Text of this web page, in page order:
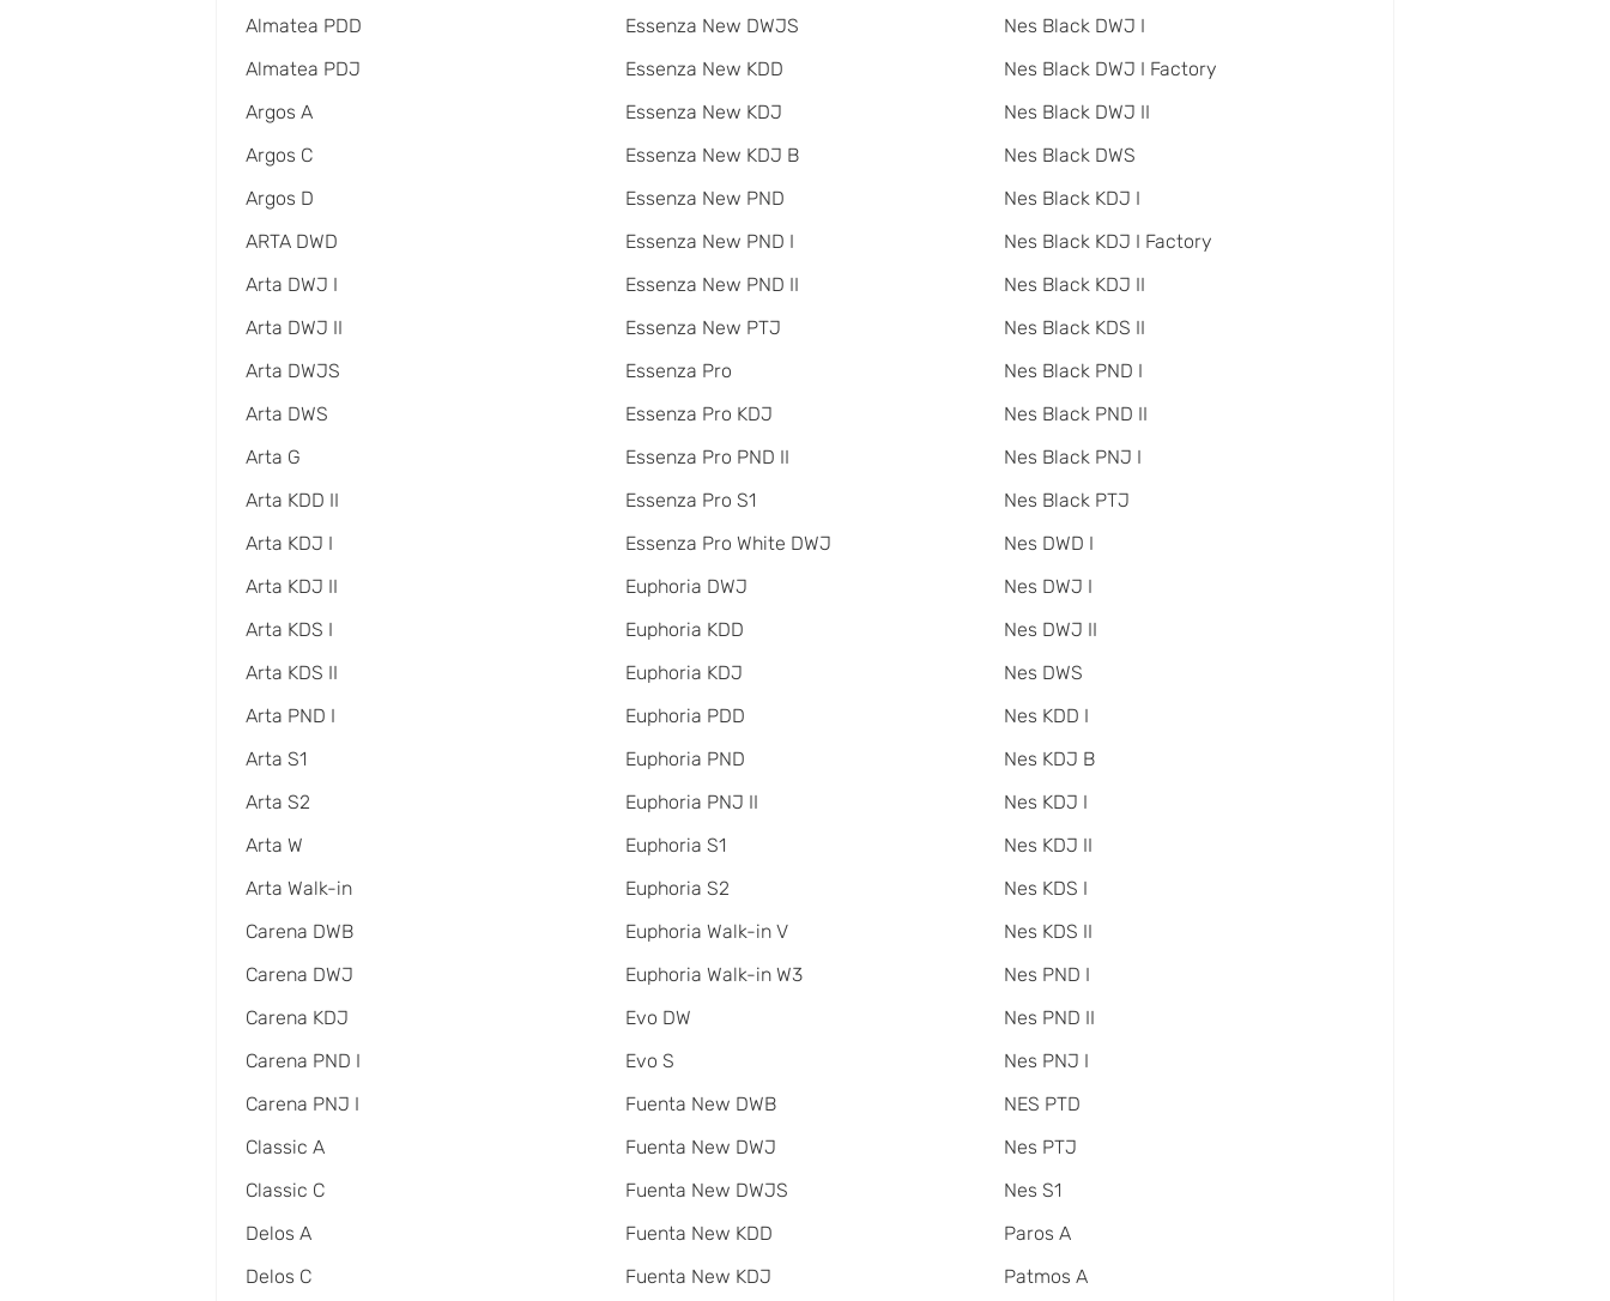
Almatea PDD
Almatea PDJ
Argos A
Argos C
Argos D
ARTA DWD
Arta DWJ I
Arta DWJ II
Arta DWJS
Arta DWS
Arta G
Arta KDD II
Arta KDJ I
Arta KDJ II
Arta KDS I
Arta KDS II
Arta PND I
Arta S1
Arta S2
Arta W
Arta Walk-in
Carena DWB
Carena DWJ
Carena KDJ
Carena PND I
Carena PNJ I
Classic A
Classic C
Delos A
Delos C
Essenza New DWJS
Essenza New KDD
Essenza New KDJ
Essenza New KDJ B
Essenza New PND
Essenza New PND I
Essenza New PND II
Essenza New PTJ
Essenza Pro
Essenza Pro KDJ
Essenza Pro PND II
Essenza Pro S1
Essenza Pro White DWJ
Euphoria DWJ
Euphoria KDD
Euphoria KDJ
Euphoria PDD
Euphoria PND
Euphoria PNJ II
Euphoria S1
Euphoria S2
Euphoria Walk-in V
Euphoria Walk-in W3
Evo DW
Evo S
Fuenta New DWB
Fuenta New DWJ
Fuenta New DWJS
Fuenta New KDD
Fuenta New KDJ
Nes Black DWJ I
Nes Black DWJ I Factory
Nes Black DWJ II
Nes Black DWS
Nes Black KDJ I
Nes Black KDJ I Factory
Nes Black KDJ II
Nes Black KDS II
Nes Black PND I
Nes Black PND II
Nes Black PNJ I
Nes Black PTJ
Nes DWD I
Nes DWJ I
Nes DWJ II
Nes DWS
Nes KDD I
Nes KDJ B
Nes KDJ I
Nes KDJ II
Nes KDS I
Nes KDS II
Nes PND I
Nes PND II
Nes PNJ I
NES PTD
Nes PTJ
Nes S1
Paros A
Patmos A